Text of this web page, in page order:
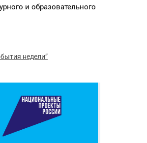
и образовательного
недели”